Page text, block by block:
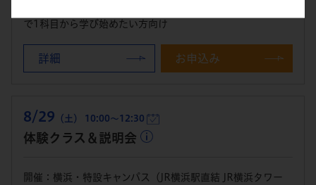
で1科目から学び始めたい方向け
詳細 お申込み
8/29 （土） 10:00～12:30
体験クラス＆説明会
開催：横浜・特設キャンパス（JR横浜駅直結 JR横浜タワー